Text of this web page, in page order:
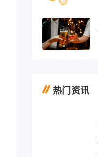
热门资讯